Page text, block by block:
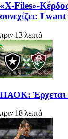
«X-Files»-
συνεχίζει: I
πριν 13 λεπτά
ΠΑΟΚ: Έρχεται
πριν 18 λεπτά